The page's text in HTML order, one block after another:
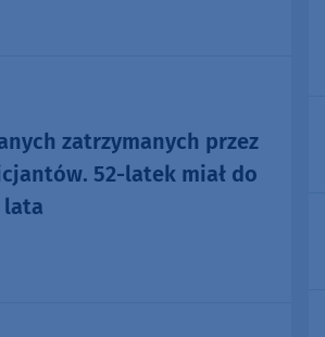
zatrzymanych przez
52-latek miał do
lata